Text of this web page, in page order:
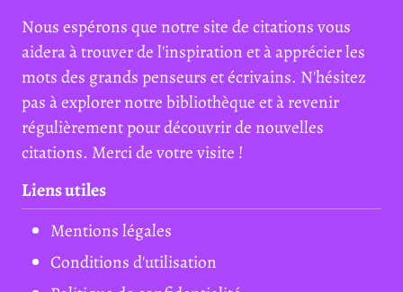
Nous espérons que notre site de citations vous
aidera à trouver de l'inspiration et à apprécier les
mots des grands penseurs et écrivains. N'hésitez
pas à explorer notre bibliothèque et à revenir
régulièrement pour découvrir de nouvelles
citations. Merci de votre visite !
Liens utiles
Mentions légales
Conditions d'utilisation